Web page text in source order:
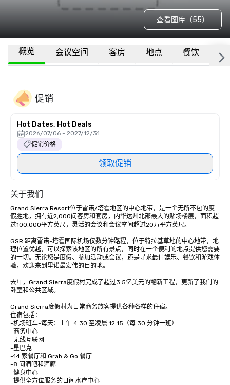
查看图库（55）
概览 会议空间 客房 地点 餐饮 更
促销
Hot Dates, Hot Deals
2026/07/06 - 2027/12/31
促销价格
领取促销
关于我们
Grand Sierra Resort位于雷诺/塔霍地区的中心地带，是一个无所不包的度
假胜地，拥有近2,000间客房和套房，内华达州北部最大的赌场楼层，面积超
过100,000平方英尺，灵活的会议和会议空间超过20万平方英尺。
GSR 距离雷诺-塔霍国际机场仅数分钟路程，位于特拉基草地的中心地带，地
理位置优越，可以探索该地区的所有景点，同时在一个便利的地点提供您需要
的一切。无论您是度假、参加活动或会议，还是寻求最佳娱乐、餐饮和游戏体
验，欢迎来到里诺最宏伟的目的地。
去年，Grand Sierra度假村完成了超过3.5亿美元的翻新工程，更新了我们的
卧室和公共区域。
Grand Sierra度假村为日常商务旅客提供各种各样的住宿。
住宿包括：
-机场班车-每天：上午 4:30 至凌晨 12:15（每 30 分钟一班）
-商务中心
-无线互联网
-星巴克
-14 家餐厅和 Grab & Go 餐厅
-8 间酒吧和酒廊
-健身中心
-提供全方位服务的日间水疗中心